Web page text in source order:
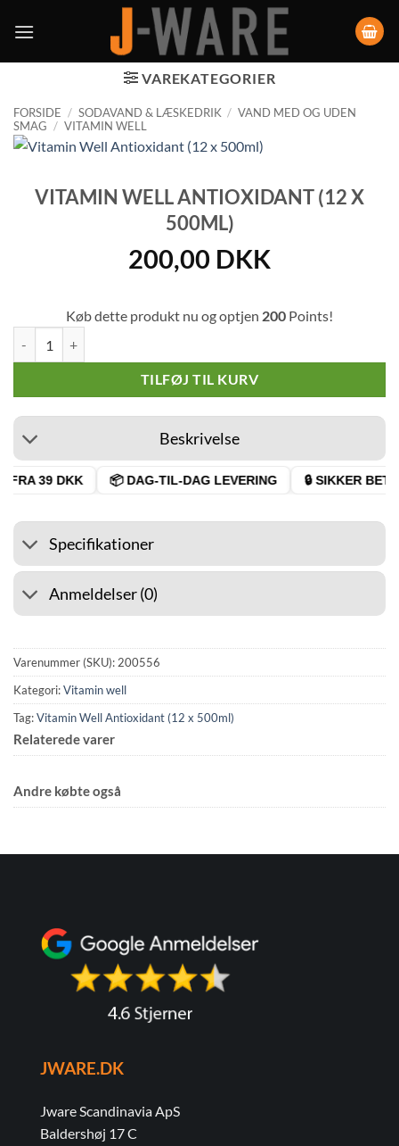
VAREKATEGORIER
FORSIDE / SODAVAND & LÆSKEDRIK / VAND MED OG UDEN
SMAG / VITAMIN WELL
VITAMIN WELL ANTIOXIDANT (12 X
500ML)
200,00 DKK
Køb dette produkt nu og optjen 200 Points!
TILFØJ TIL KURV
Beskrivelse
39 DKK 📦 DAG-TIL-DAG LEVERING 🔒 SIKKER
Specifikationer
Anmeldelser (0)
Varenummer (SKU):200556
Kategori:Vitamin well
Tag:Vitamin Well Antioxidant (12 x 500ml)
Relaterede varer
Andre købte også
JWARE.DK
Jware Scandinavia ApS
Baldershøj 17 C